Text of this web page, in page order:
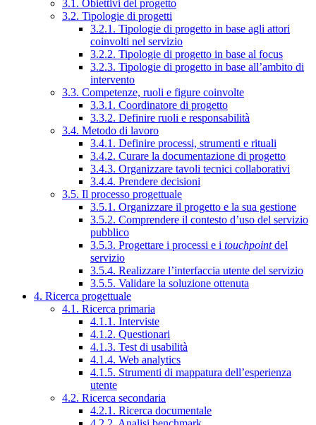
3.1. Obiettivi del progetto
3.2. Tipologie di progetti
3.2.1. Tipologie di progetto in base agli attori
coinvolti nel servizio
3.2.2. Tipologie di progetto in base al focus
3.2.3. Tipologie di progetto in base all’ambito di
intervento
3.3. Competenze, ruoli e figure coinvolte
3.3.1. Coordinatore di progetto
3.3.2. Definire ruoli e responsabilità
3.4. Metodo di lavoro
3.4.1. Definire processi, strumenti e rituali
3.4.2. Curare la documentazione di progetto
3.4.3. Organizzare tavoli tecnici collaborativi
3.4.4. Prendere decisioni
3.5. Il processo progettuale
3.5.1. Organizzare il progetto e la sua gestione
3.5.2. Comprendere il contesto d’uso del servizio
pubblico
3.5.3. Progettare i processi e i touchpointdel
servizio
3.5.4. Realizzare l’interfaccia utente del servizio
3.5.5. Validare la soluzione ottenuta
4. Ricerca progettuale
4.1. Ricerca primaria
4.1.1. Interviste
4.1.2. Questionari
4.1.3. Test di usabilità
4.1.4. Web analytics
4.1.5. Strumenti di mappatura dell’esperienza
utente
4.2. Ricerca secondaria
4.2.1. Ricerca documentale